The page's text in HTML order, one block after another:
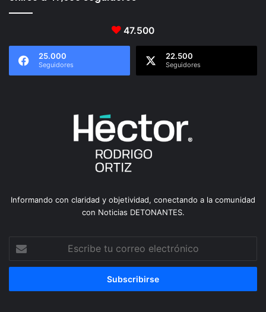
47.500
25.000
Seguidores
22.500
Seguidores
Informando con claridad y objetividad, conectando a la comunidad
con Noticias DETONANTES.
tu
correo